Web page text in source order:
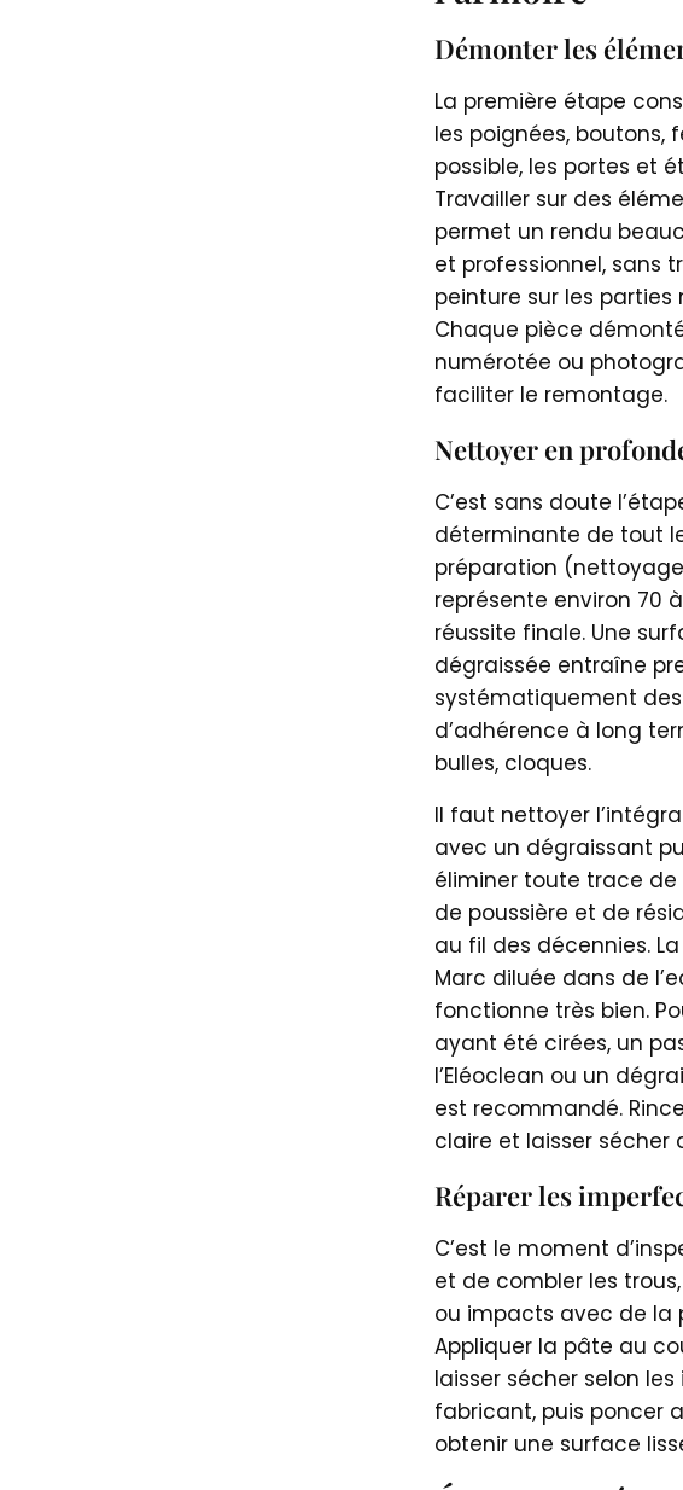
Démonter les
La première étape
les poignées, boutons,
possible, les portes et
Travailler sur des
permet un rendu
et professionnel, sans
peinture sur les parties
Chaque pièce
numérotée ou
faciliter le remontage.
Nettoyer en
C’est sans doute
déterminante de tout
préparation
représente environ 70
réussite finale. Une
dégraissée entraîne
systématiquement
d’adhérence à long
bulles, cloques.
Il faut nettoyer
avec un dégraissant
éliminer toute trace de
de poussière et de
au fil des décennies.
Marc diluée dans de
fonctionne très bien.
ayant été cirées, un
l’Eléoclean ou un
est recommandé.
claire et laisser sécher
Réparer les
C’est le moment
et de combler les
ou impacts avec de la
Appliquer la pâte au
laisser sécher selon
fabricant, puis poncer
obtenir une surface